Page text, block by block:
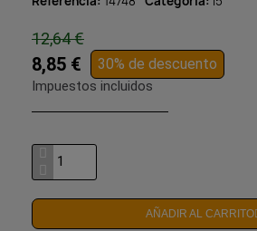
12,64 €
8,85 € 30% de descuento
Impuestos incluidos
AÑADIR AL CARRITO